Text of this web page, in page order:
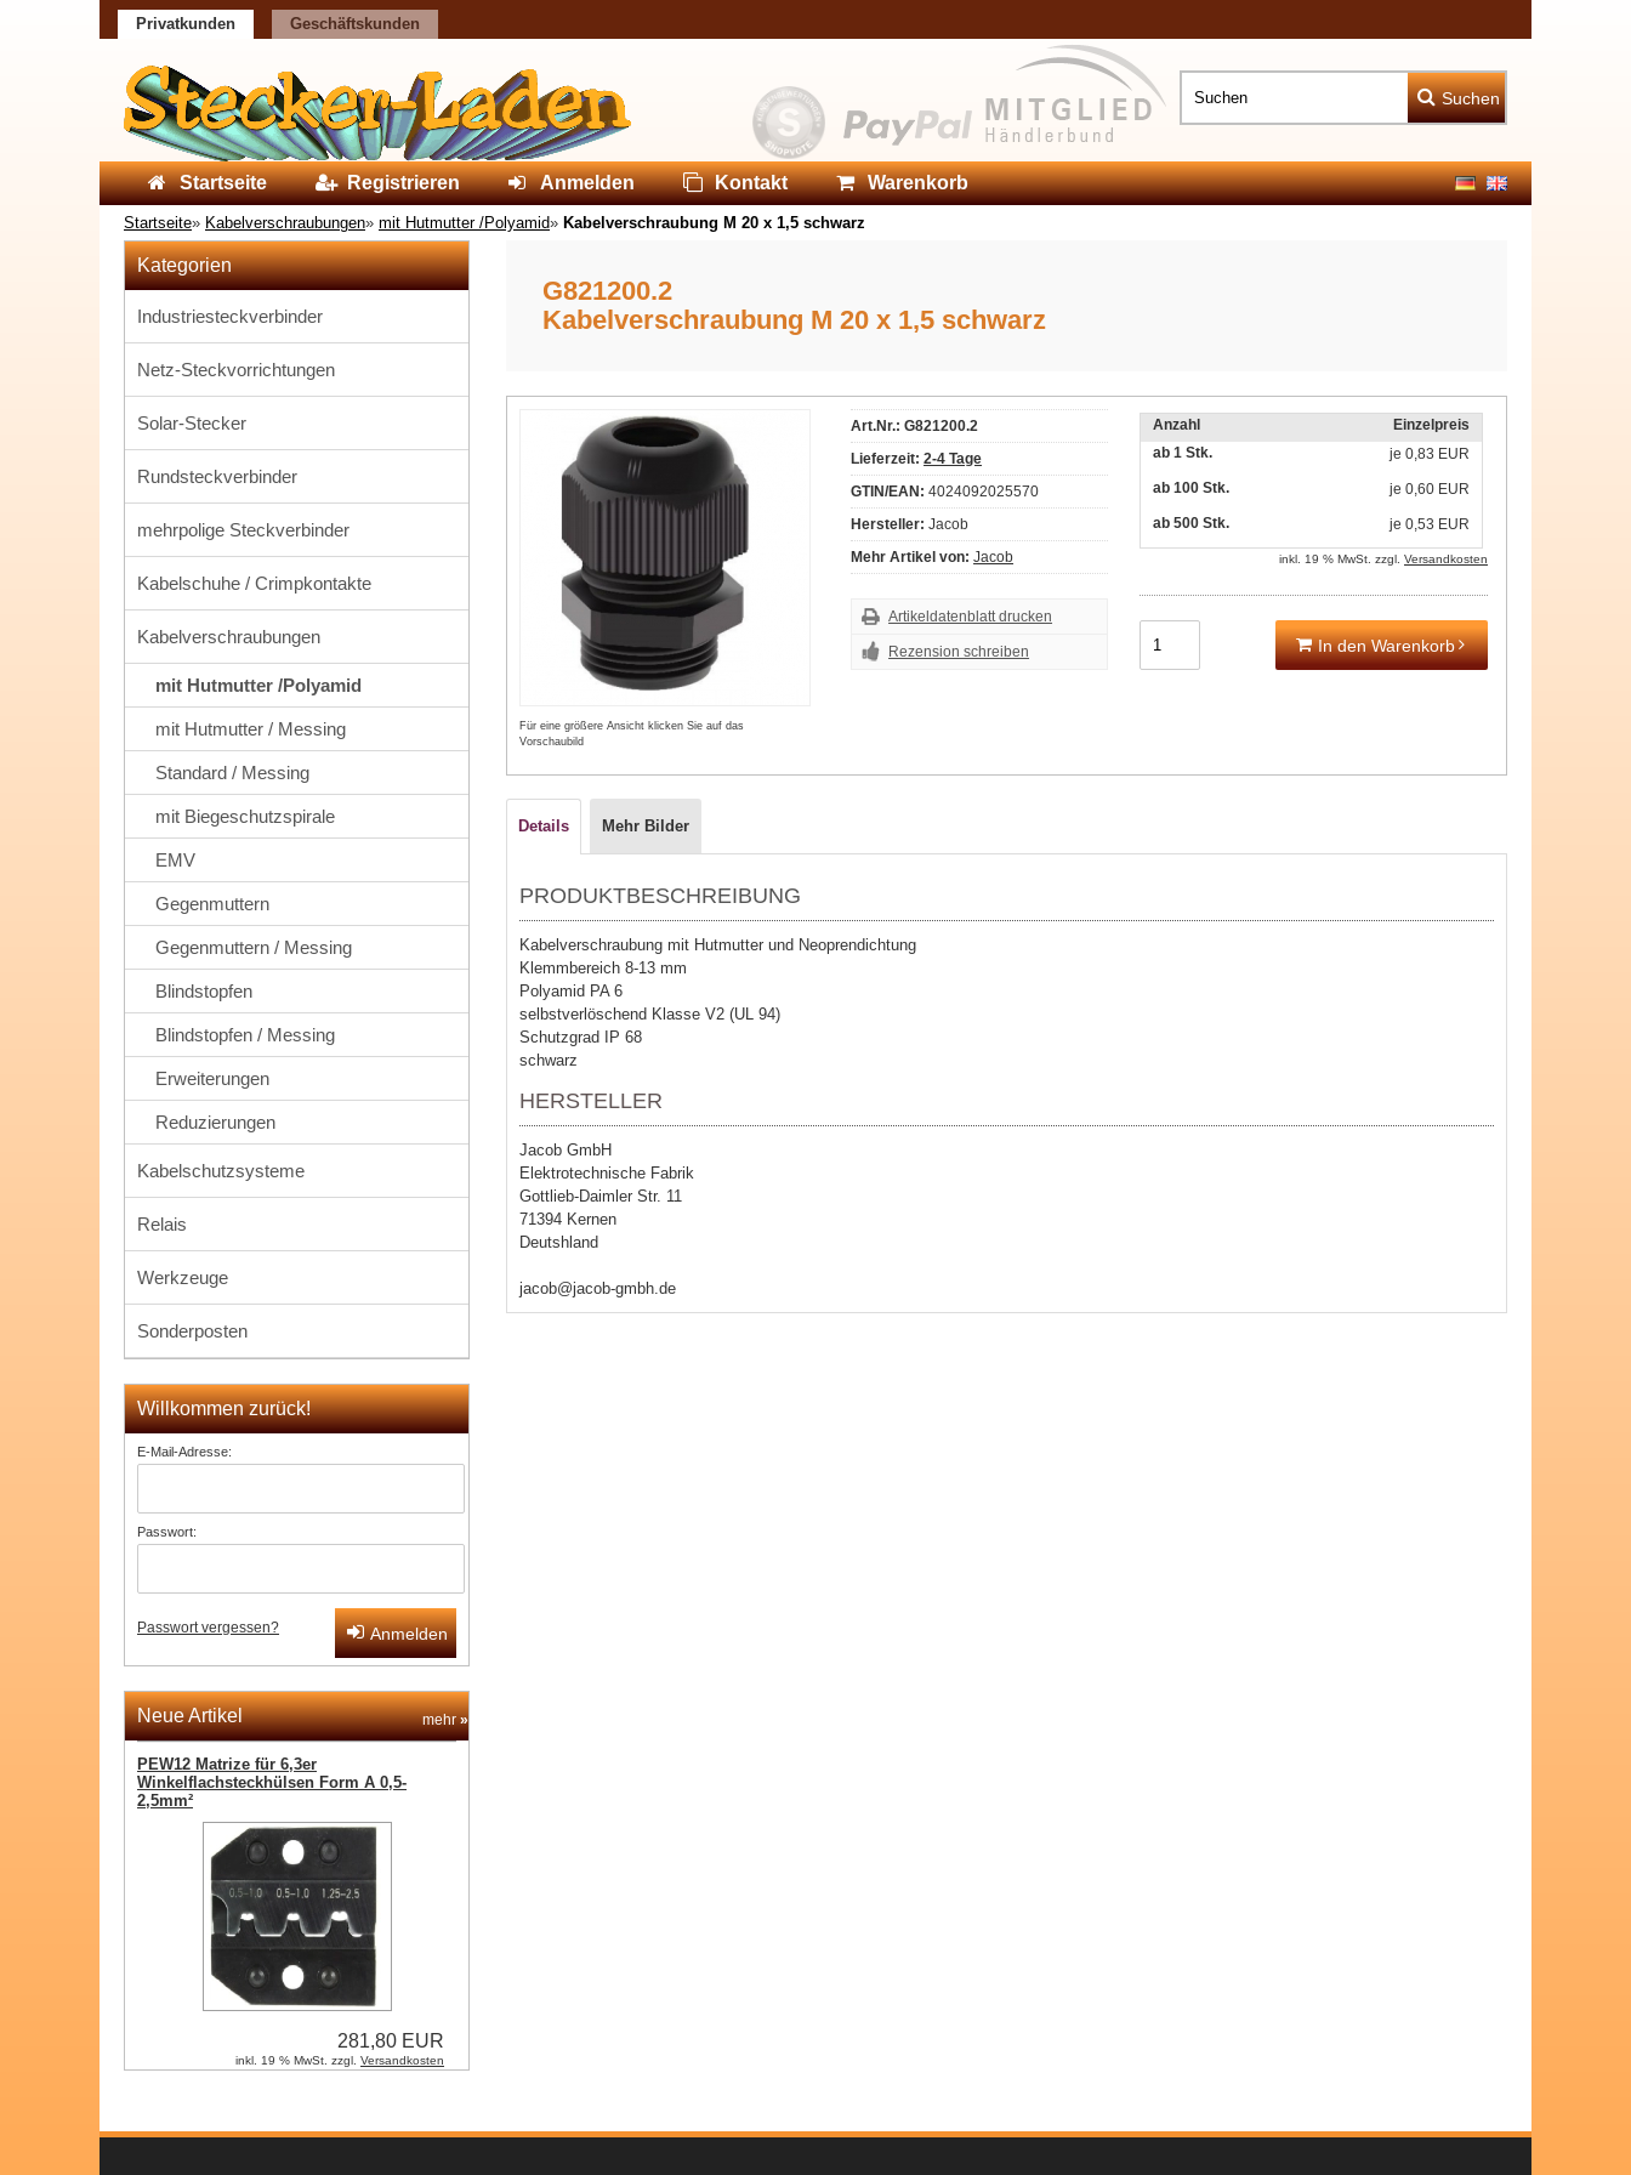
Privatkunden Geschäftskunden
Suchen
Startseite Registrieren Anmelden Kontakt Warenkorb
Startseite» Kabelverschraubungen» mit Hutmutter /Polyamid» Kabelverschraubung M 20 x 1,5 schwarz
G821200.2
Kabelverschraubung M 20 x 1,5 schwarz
Für eine größere Ansicht klicken Sie auf das
Vorschaubild
Art.Nr.: G821200.2
Lieferzeit: 2-4 Tage
GTIN/EAN: 4024092025570
Hersteller: Jacob
Mehr Artikel von: Jacob
Artikeldatenblatt drucken
Rezension schreiben
Anzahl
Einzelpreis
ab 1 Stk.
je0,83 EUR
ab 100 Stk.
je0,60 EUR
ab 500 Stk.
je0,53 EUR
inkl. 19 % MwSt. zzgl. Versandkosten
In den Warenkorb
Details Mehr Bilder
PRODUKTBESCHREIBUNG
Kabelverschraubung mit Hutmutter und Neoprendichtung
Klemmbereich 8-13 mm
Polyamid PA 6
selbstverlöschend Klasse V2 (UL 94)
Schutzgrad IP 68
schwarz
HERSTELLER
Jacob GmbH
Elektrotechnische Fabrik
Gottlieb-Daimler Str. 11
71394 Kernen
Deutshland
jacob@jacob-gmbh.de
Kategorien
Industriesteckverbinder
Netz-Steckvorrichtungen
Solar-Stecker
Rundsteckverbinder
mehrpolige Steckverbinder
Kabelschuhe / Crimpkontakte
Kabelverschraubungen
mit Hutmutter /Polyamid
mit Hutmutter / Messing
Standard / Messing
mit Biegeschutzspirale
EMV
Gegenmuttern
Gegenmuttern / Messing
Blindstopfen
Blindstopfen / Messing
Erweiterungen
Reduzierungen
Kabelschutzsysteme
Relais
Werkzeuge
Sonderposten
Willkommen zurück!
E-Mail-Adresse:
Passwort:
Passwort vergessen? Anmelden
Neue Artikel mehr»
PEW12 Matrize für 6,3er
Winkelflachsteckhülsen Form A 0,5-
2,5mm²
281,80 EUR
inkl. 19 % MwSt. zzgl. Versandkosten